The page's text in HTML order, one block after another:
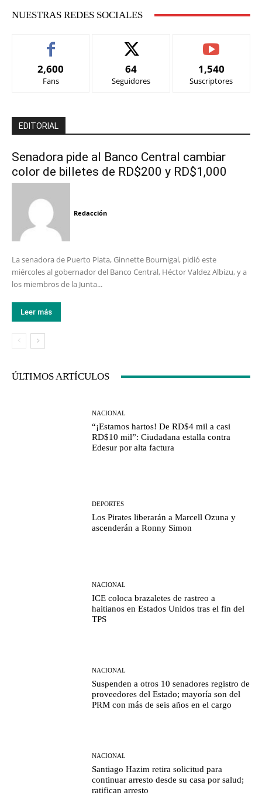
NUESTRAS REDES SOCIALES
2,600
Fans
64
Seguidores
1,540
Suscriptores
EDITORIAL
Senadora pide al Banco Central cambiar
color de billetes de RD$200 y RD$1,000
Redacción
La senadora de Puerto Plata, Ginnette Bournigal, pidió este
miércoles al gobernador del Banco Central, Héctor Valdez Albizu, y a
los miembros de la Junta...
Leer más
ÚLTIMOS ARTÍCULOS
NACIONAL
“¡Estamos hartos! De RD$4 mil a casi
RD$10 mil”: Ciudadana estalla contra
Edesur por alta factura
DEPORTES
Los Pirates liberarán a Marcell Ozuna y
ascenderán a Ronny Simon
NACIONAL
ICE coloca brazaletes de rastreo a
haitianos en Estados Unidos tras el fin del
TPS
NACIONAL
Suspenden a otros 10 senadores registro de
proveedores del Estado; mayoría son del
PRM con más de seis años en el cargo
NACIONAL
Santiago Hazim retira solicitud para
continuar arresto desde su casa por salud;
ratifican arresto